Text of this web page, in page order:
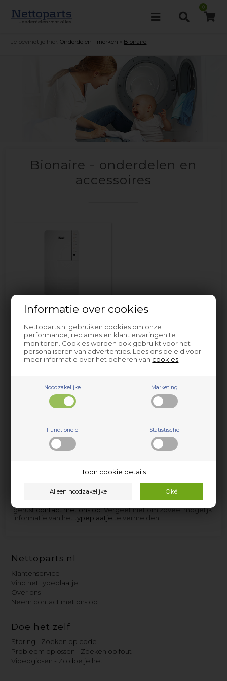
Informatie over cookies
Nettoparts.nl gebruiken cookies om onze
performance, reclames en klant ervaringen te
monitoren. Cookies worden ook gebruikt voor het
personaliseren van advertenties. Lees ons beleid voor
meer informatie over het beheren van cookies
Noodzakelijke Marketing
Functionele Statistische
Toon cookie details
0
Je bevindt je hier: Onderdelen - merken Bionaire
Bionaire - onderdelen en
accessoires
Luchtreiniger / ontvochtiger
Onderdelen en accessoires voor huishoudelijke apparaten
van Bionaire vindt u bij Nettoparts. We hebben een
gigantische selectie reserveonderdelen voor vrijwel alle
gevallen zo snel aanschaffen dat u niet langer dan een paar
Als u hulp nodig heeft bij het vinden van het juiste
reserveonderdeel voor uw Bionaire-apparaat, neem dan
gerustcontact met ons op. Vergeet niet om zoveel mogelijk
informatie van hettypeplaatje te vermelden.
Nettoparts.nl
Klantenservice
Vind het typeplaatje
Over ons
Neem contact met ons op
Doe het zelf
Storing - Zoeken op code
Probleem oplossen - Zoeken op fout
Videogidsen - Zo doe je het